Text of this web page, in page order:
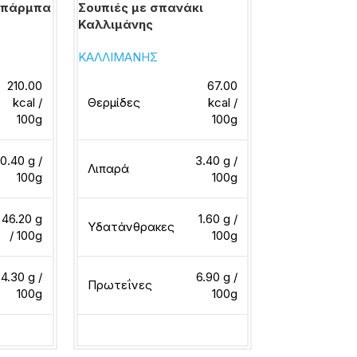
210.00
kcal /
100g
0.40 g /
100g
46.20 g
/ 100g
4.30 g /
100g
Σουπιές με σπανάκι
Καλλιμάνης
ΚΑΛΛΙΜΑΝΗΣ
Θερμίδες
67.00
kcal /
100g
Λιπαρά
3.40 g /
100g
Υδατάνθρακες
1.60 g /
100g
Πρωτεΐνες
6.90 g /
100g